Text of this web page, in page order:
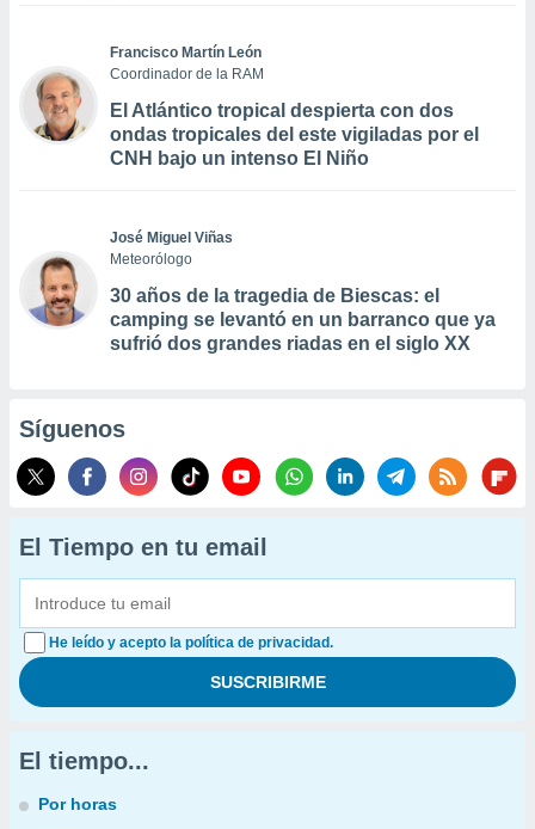
Francisco Martín León
Coordinador de la RAM
El Atlántico tropical despierta con dos
ondas tropicales del este vigiladas por el
CNH bajo un intenso El Niño
José Miguel Viñas
Meteorólogo
30 años de la tragedia de Biescas: el
camping se levantó en un barranco que ya
sufrió dos grandes riadas en el siglo XX
Síguenos
El Tiempo en tu email
He leído y acepto la política de privacidad.
El tiempo...
Por horas